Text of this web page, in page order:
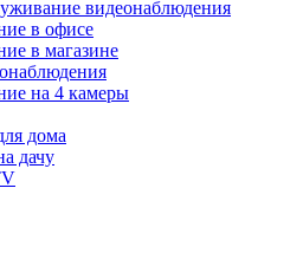
видеонаблюдения
в офисе
в магазине
на 4 камеры
дома
дачу